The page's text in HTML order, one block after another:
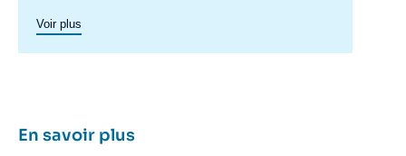
appréhender les évolutions de la politique
étrangère et de défense du pays ainsi les
questions transatlantiques et commerciales.
recherche sur le Canada
en 2016, dont les archives restent
Voir plus
En savoir plus